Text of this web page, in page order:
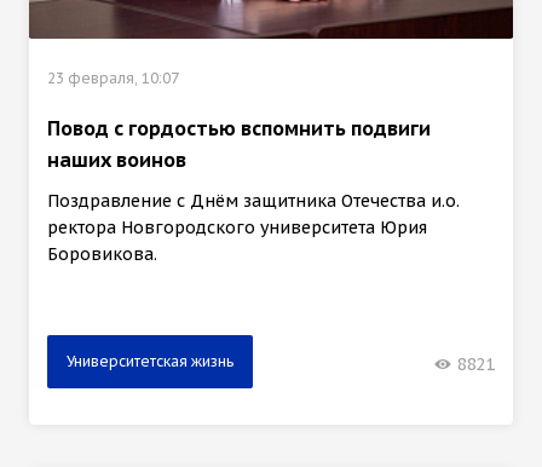
23 февраля, 10:07
Повод с гордостью вспомнить подвиги
наших воинов
Поздравление с Днём защитника Отечества и.о.
ректора Новгородского университета Юрия
Боровикова.
Университетская жизнь 8821